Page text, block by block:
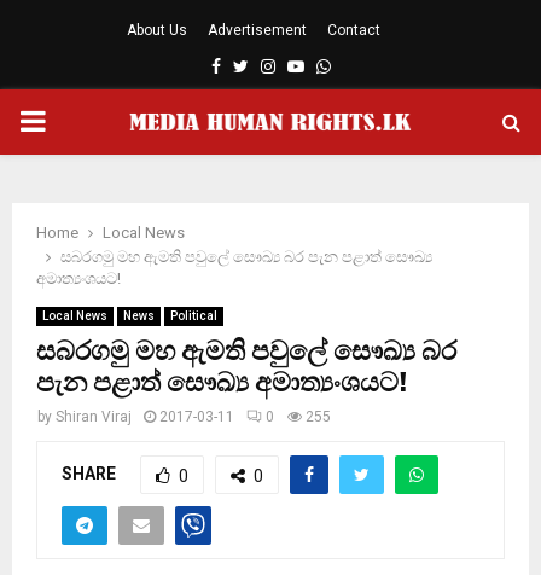
About Us Advertisement Contact
Facebook
TwitterInstagram
YoutubeWhatsapp
PRIMARY
Home
Local News
සබරගමු මහ ඇමති පවුලේ සෞඛ්‍ය බර පැන පළාත් සෞඛ්‍ය
අමාත්‍යංශයට!
Local News News Political
සබරගමු මහ ඇමති පවුලේ සෞඛ්‍ය බර
පැන පළාත් සෞඛ්‍ය අමාත්‍යංශයට!
by Shiran Viraj 2017-03-11 0 255
SHARE 0 0